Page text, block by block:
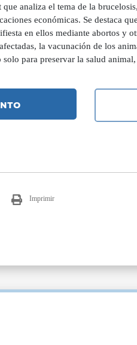
analiza el tema de la
económicas. Se destaca
en ellos mediante abortos y
la vacunación de los
para preservar la salud
Imprimir